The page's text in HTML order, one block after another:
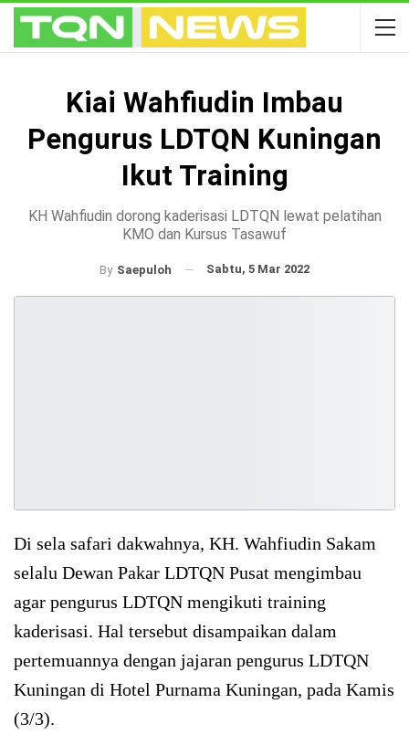
Kiai Wahfiudin Imbau
Pengurus LDTQN Kuningan
Ikut Training
KH Wahfiudin dorong kaderisasi LDTQN lewat pelatihan
KMO dan Kursus Tasawuf
By Saepuloh Sabtu, 5 Mar 2022
Di sela safari dakwahnya, KH. Wahfiudin Sakam
selalu Dewan Pakar LDTQN Pusat mengimbau
agar pengurus LDTQN mengikuti training
kaderisasi. Hal tersebut disampaikan dalam
pertemuannya dengan jajaran pengurus LDTQN
Kuningan di Hotel Purnama Kuningan, pada Kamis
(3/3).